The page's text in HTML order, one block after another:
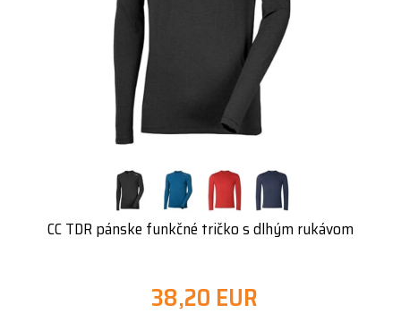
CC TDR pánske funkčné tričko s dlhým rukávom
38,20 EUR